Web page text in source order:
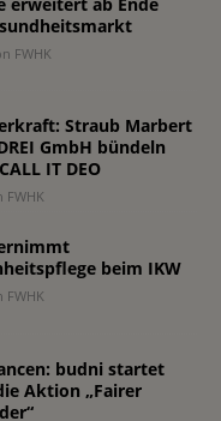
FWHK
Straub Marbert
GmbH bündeln
IT DEO
FWHK
beim IKW
FWHK
budni startet
Aktion „Fairer